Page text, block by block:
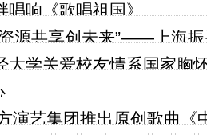
响《歌唱祖国》
源共享创未来”——上海
大会
大学关爱校友情系国家胸
演艺集团推出原创歌曲《